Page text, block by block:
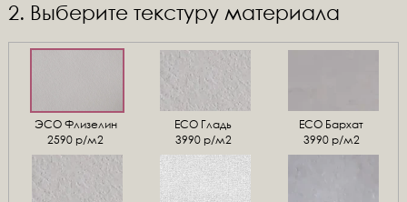
2. Выберите текстуру материала
ЭСО Флизелин
2590 р/м2
ЕСО Гладь
3990 р/м2
ECO Бархат
3990 р/м2